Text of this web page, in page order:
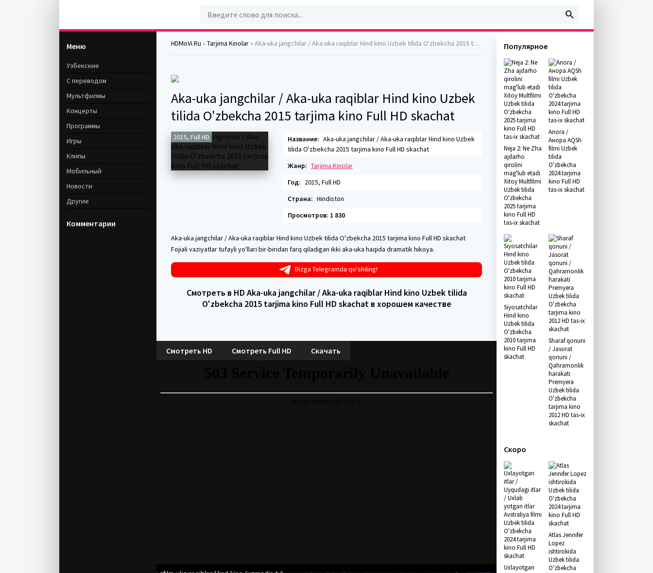
HDMoVi.Ru » Tarjima Kinolar » Aka-uka jangchilar / Aka-uka raqiblar Hind kino Uzbek tilida O'zbekcha 2015 tarjima kino Full HD skachat
Aka-uka jangchilar / Aka-uka raqiblar Hind kino Uzbek
tilida O'zbekcha 2015 tarjima kino Full HD skachat
2015, Full HD Название: Aka-uka jangchilar / Aka-uka raqiblar Hind kino Uzbek
tilida O'zbekcha 2015 tarjima kino Full HD skachat
Жанр: Tarjima Kinolar
Год: 2015, Full HD
Страна: Hindiston
Просмотров: 1 830
Aka-uka jangchilar / Aka-uka raqiblar Hind kino Uzbek tilida O'zbekcha 2015 tarjima kino Full HD skachat
Fojiali vaziyatlar tufayli yo'llari bir-biridan farq qiladigan ikki aka-uka haqida dramatik hikoya.
Bizga Telegramda qo'shiling!
Смотреть в HD Aka-uka jangchilar / Aka-uka raqiblar Hind kino Uzbek tilida
O'zbekcha 2015 tarjima kino Full HD skachat в хорошем качестве
Смотреть HD Смотреть Full HD Скачать
Меню
Узбекские
С переводом
Мультфилмы
Концерты
Программы
Игры
Клипы
Мобильный
Новости
Другие
Комментарии
Популярное
Neja 2: Ne Zha
ajdarho
qirolini
mag'lub etadi
Xitoy Multfilmi
Uzbek tilida
O'zbekcha
2025 tarjima
kino Full HD
tas-ix skachat
Anora /
Анора AQSh
filmi Uzbek
tilida
O'zbekcha
2024 tarjima
kino Full HD
tas-ix skachat
Siyosatchilar
Hind kino
Uzbek tilida
O'zbekcha
2010 tarjima
kino Full HD
skachat
Sharaf qonuni
/ Jasorat
qonuni /
Qahramonlik
harakati
Premyera
Uzbek tilida
O'zbekcha
tarjima kino
2012 HD tas-ix
skachat
Скоро
Uxlayotgan
Atlas Jennifer
Lopez
ishtirokida
Uzbek tilida
O'zbekcha